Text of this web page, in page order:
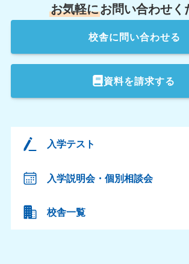
お気軽にお問い合わせく
校舎に問い合わせる
資料を請求する
入学テスト
入学説明会・個別相談会
校舎一覧